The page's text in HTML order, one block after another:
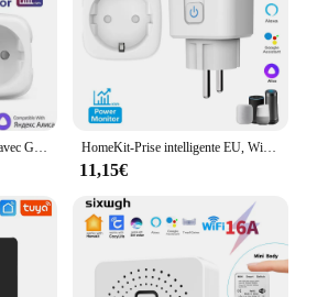
Tuya-Prise Intelligente Wifi avec Graffiti Européen, Télécommande de Synchronisation de Téléphone Portable, 16A avec Électricité HomeKit-Prise intelligente EU, Wi-Fi, 16A, 90-255V, minuterie, télécommande, prise électrique, Alexa, Google, Apple, Siri
11,15€